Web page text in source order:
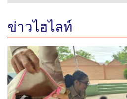
ข่าวไฮไลท์